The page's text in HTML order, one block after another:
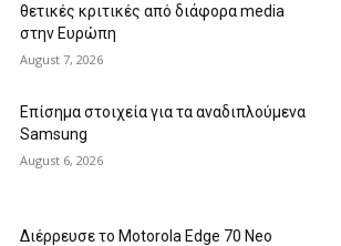
θετικές κριτικές από διάφορα media
στην Ευρώπη
August 7, 2026
Επίσημα στοιχεία για τα αναδιπλούμενα
Samsung
August 6, 2026
Διέρρευσε το Motorola Edge 70 Neo